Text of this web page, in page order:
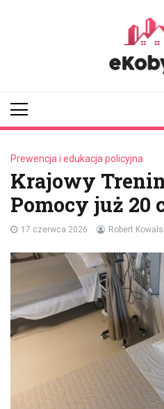
Prewencja i edukacja policyjna
Krajowy
Pomocy już 20
17 czerwca 2026 Robert